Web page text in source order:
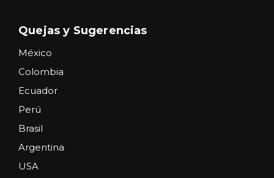
Quejas y Sugerencias
México
Colombia
Ecuador
Perú
Brasil
Argentina
USA